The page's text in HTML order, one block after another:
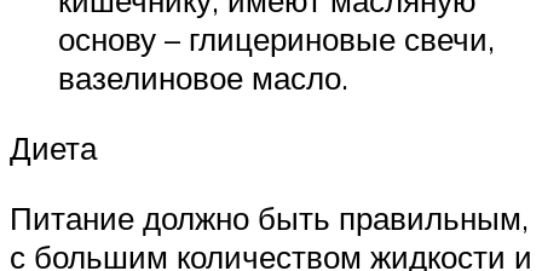
основу – глицериновые свечи,
вазелиновое масло.
Диета
Питание должно быть правильным,
с большим количеством жидкости и